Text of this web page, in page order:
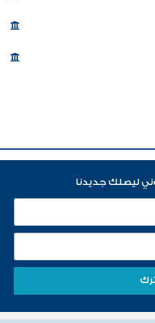
ليصلك جديدنا